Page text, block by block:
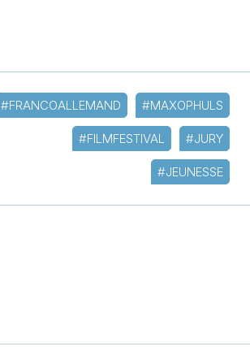
#FRANCOALLEMAND #MAXOPHULS
#FILMFESTIVAL #JURY
#JEUNESSE